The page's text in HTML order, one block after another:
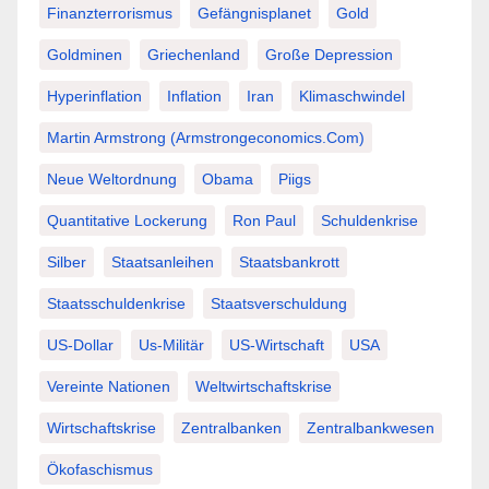
Finanzterrorismus Gefängnisplanet Gold
Goldminen Griechenland Große Depression
Hyperinflation Inflation Iran Klimaschwindel
Martin Armstrong (Armstrongeconomics.com)
Neue Weltordnung Obama Piigs
Quantitative Lockerung Ron Paul Schuldenkrise
Silber Staatsanleihen Staatsbankrott
Staatsschuldenkrise Staatsverschuldung
US-Dollar Us-Militär US-Wirtschaft USA
Vereinte Nationen Weltwirtschaftskrise
Wirtschaftskrise Zentralbanken Zentralbankwesen
Ökofaschismus